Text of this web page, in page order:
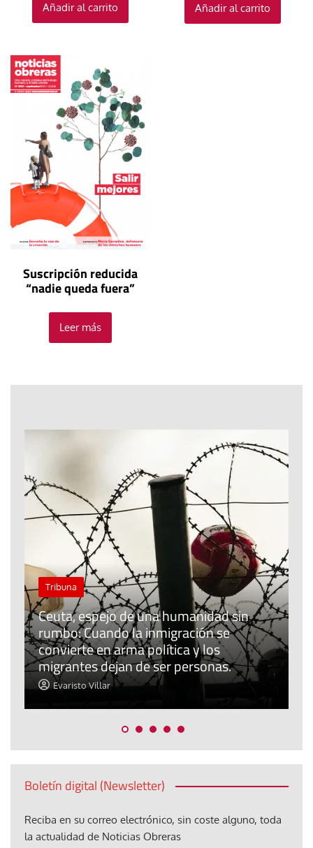
Añadir al carrito Añadir al carrito
Suscripción reducida
“nadie queda fuera”
Leer más
El cuidado de la creación Revista de Verano
El olor de la paz
Araceli Caballero
Boletín digital (Newsletter)
Reciba en su correo electrónico, sin coste alguno, toda
la actualidad de Noticias Obreras